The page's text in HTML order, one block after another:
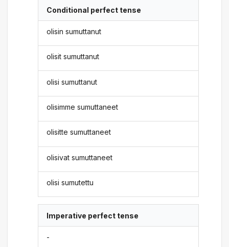
Conditional perfect tense
olisin sumuttanut
olisit sumuttanut
olisi sumuttanut
olisimme sumuttaneet
olisitte sumuttaneet
olisivat sumuttaneet
olisi sumutettu
Imperative perfect tense
-